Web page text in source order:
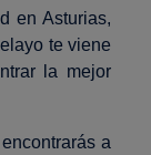
en Asturias,
te viene
la mejor
a